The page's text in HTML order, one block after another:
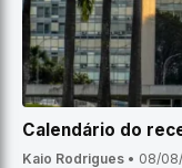
Calendário do
Kaio Rodrigues • 08/